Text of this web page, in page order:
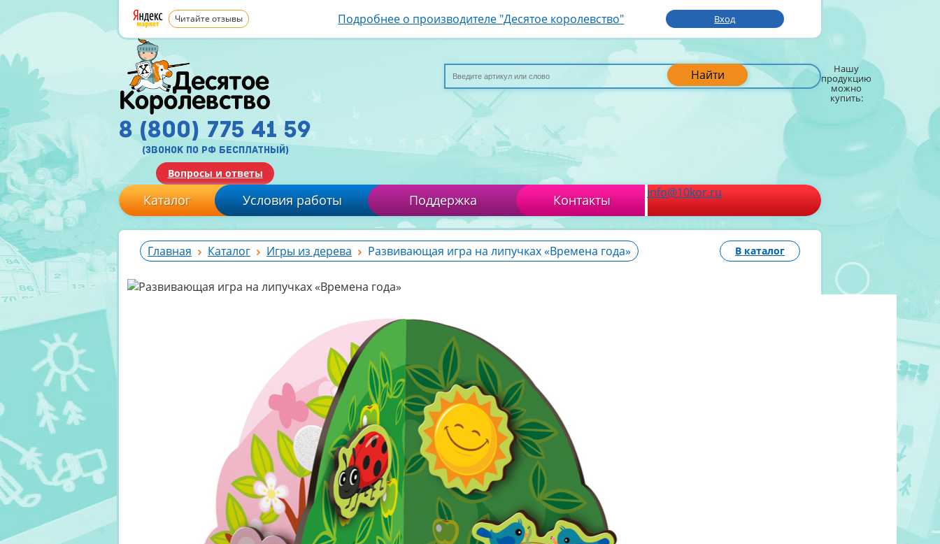
Читайте отзывы Подробнее о производителе "Десятое королевство" Вход
Найти Нашу
продукцию
можно
купить:
8 (800) 775 41 59
(звонок по рф бесплатный)
Вопросы и ответы
Каталог Условия работы Поддержка Контакты info@10kor.ru
Главная Каталог Игры из дерева Развивающая игра на липучках «Времена года» В каталог